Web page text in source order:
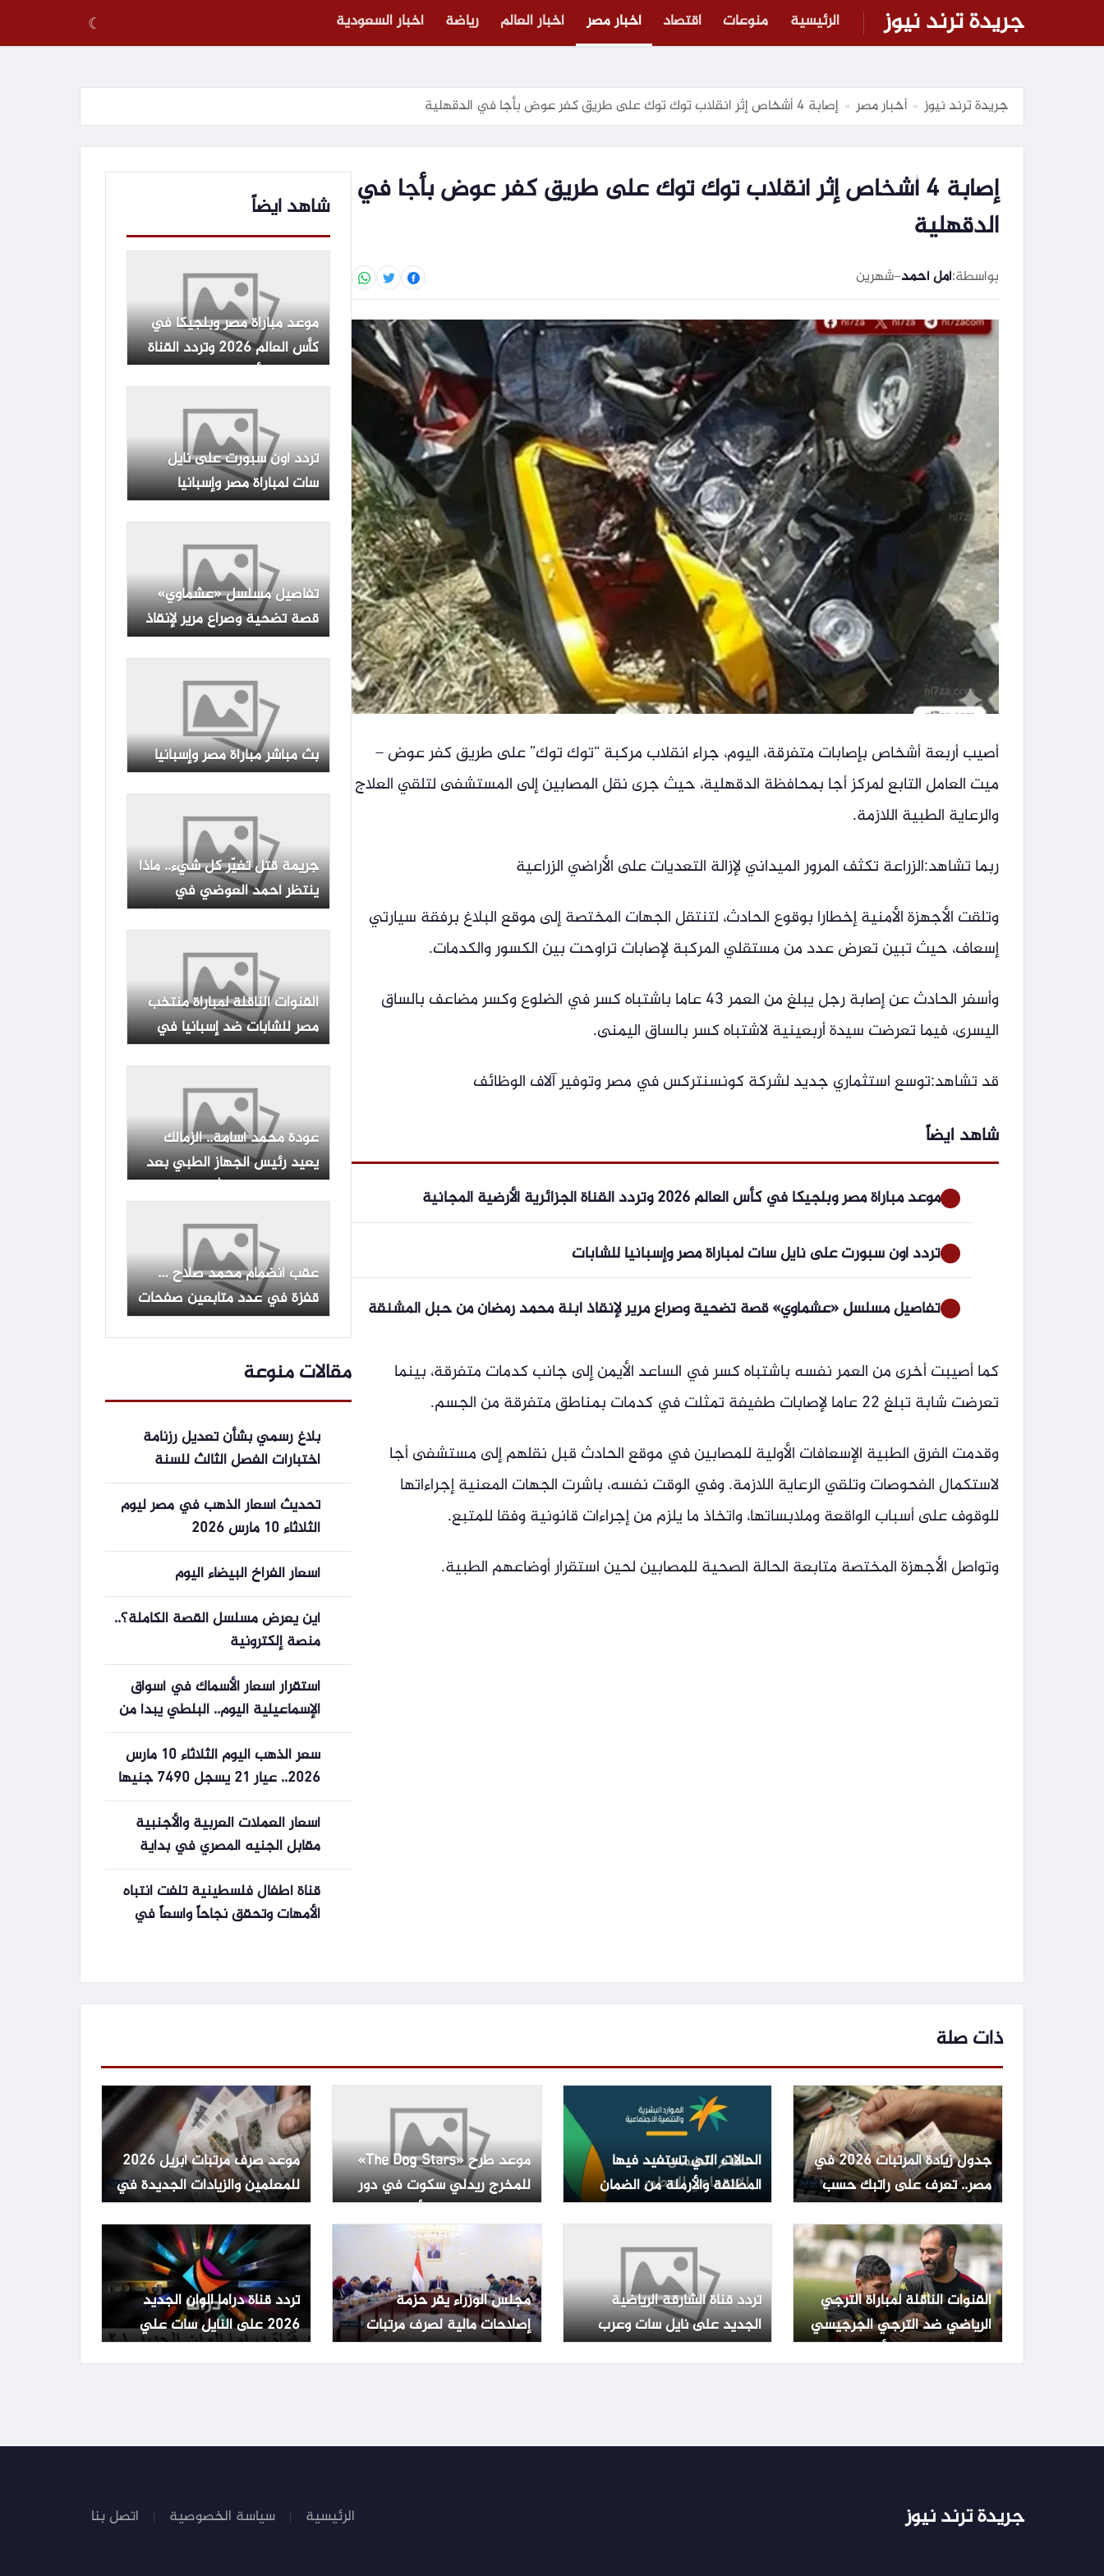
جريدة ترند نيوز الرئيسية منوعات اقتصاد أخبار مصر أخبار العالم رياضة أخبار السعودية ☾
جريدة ترند نيوز » أخبار مصر » إصابة 4 أشخاص إثر انقلاب توك توك على طريق كفر عوض بأجا في الدقهلية
إصابة 4 أشخاص إثر انقلاب توك توك على طريق كفر عوض بأجا في
الدقهلية
بواسطة:أمل أحمد–شهرين
أصيب أربعة أشخاص بإصابات متفرقة، اليوم، جراء انقلاب مركبة “توك توك” على طريق كفر عوض –
ميت العامل التابع لمركز أجا بمحافظة الدقهلية، حيث جرى نقل المصابين إلى المستشفى لتلقي العلاج
والرعاية الطبية اللازمة.
ربما تشاهد:الزراعة تكثف المرور الميداني لإزالة التعديات على الأراضي الزراعية
وتلقت الأجهزة الأمنية إخطارا بوقوع الحادث، لتنتقل الجهات المختصة إلى موقع البلاغ برفقة سيارتي
إسعاف، حيث تبين تعرض عدد من مستقلي المركبة لإصابات تراوحت بين الكسور والكدمات.
وأسفر الحادث عن إصابة رجل يبلغ من العمر 43 عاما باشتباه كسر في الضلوع وكسر مضاعف بالساق
اليسرى، فيما تعرضت سيدة أربعينية لاشتباه كسر بالساق اليمنى.
قد تشاهد:توسع استثماري جديد لشركة كونسنتركس في مصر وتوفير آلاف الوظائف
شاهد ايضاً
موعد مباراة مصر وبلجيكا في كأس العالم 2026 وتردد القناة الجزائرية الأرضية المجانية
تردد أون سبورت على نايل سات لمباراة مصر وإسبانيا للشابات
تفاصيل مسلسل «عشماوي» قصة تضحية وصراع مرير لإنقاذ ابنة محمد رمضان من حبل المشنقة
كما أصيبت أخرى من العمر نفسه باشتباه كسر في الساعد الأيمن إلى جانب كدمات متفرقة، بينما
تعرضت شابة تبلغ 22 عاما لإصابات طفيفة تمثلت في كدمات بمناطق متفرقة من الجسم.
وقدمت الفرق الطبية الإسعافات الأولية للمصابين في موقع الحادث قبل نقلهم إلى مستشفى أجا
لاستكمال الفحوصات وتلقي الرعاية اللازمة. وفي الوقت نفسه، باشرت الجهات المعنية إجراءاتها
للوقوف على أسباب الواقعة وملابساتها، واتخاذ ما يلزم من إجراءات قانونية وفقا للمتبع.
وتواصل الأجهزة المختصة متابعة الحالة الصحية للمصابين لحين استقرار أوضاعهم الطبية.
شاهد ايضاً
موعد مباراة مصر وبلجيكا في
كأس العالم 2026 وتردد القناة
الجزائرية الأرضية المجانية
تردد أون سبورت على نايل
سات لمباراة مصر وإسبانيا
للشابات
تفاصيل مسلسل «عشماوي»
قصة تضحية وصراع مرير لإنقاذ
ابنة محمد رمضان من حبل
بث مباشر مباراة مصر وإسبانيا
جريمة قتل تغيّر كل شيء.. ماذا
ينتظر أحمد العوضي في
“سلطان الديب” برمضان ٢٠٢٧؟
القنوات الناقلة لمباراة منتخب
مصر للشابات ضد إسبانيا في
بطولة العالم
عودة محمد أسامة.. الزمالك
يعيد رئيس الجهاز الطبي بعد
اجتماع مع عبد الله جورج
عقب انضمام محمد صلاح …
قفزة في عدد متابعين صفحات
طرابزون بمواقع التواصل
مقالات منوعة
بلاغ رسمي بشأن تعديل رزنامة
اختبارات الفصل الثالث للسنة
الدراسية 2025-2026
تحديث أسعار الذهب في مصر ليوم
الثلاثاء 10 مارس 2026
أسعار الفراخ البيضاء اليوم
أين يعرض مسلسل القصة الكاملة؟..
منصة إلكترونية
استقرار أسعار الأسماك في أسواق
الإسماعيلية اليوم.. البلطي يبدأ من
60 جنيها
سعر الذهب اليوم الثلاثاء 10 مارس
2026.. عيار 21 يسجل 7490 جنيها
بدون مصنعية
أسعار العملات العربية والأجنبية
مقابل الجنيه المصري في بداية
إجازة عيد الأضحى 2026
قناة أطفال فلسطينية تلفت انتباه
الأمهات وتحقق نجاحاً واسعاً في
ذات صلة
جدول زيادة المرتبات 2026 في
مصر.. تعرف على راتبك حسب
الدرجة الوظيفية
الحالات التي تستفيد فيها
المطلقة والأرملة من الضمان
الاجتماعي المطور 1448
موعد طرح «The Dog Stars»
للمخرج ريدلي سكوت في دور
العرض المصرية – الأسبوع
موعد صرف مرتبات أبريل 2026
للمعلمين والزيادات الجديدة في
مصر
القنوات الناقلة لمباراة الترجي
الرياضي ضد الترجي الجرجيسي
اليوم في نهائي كأس تونس مع
تردد قناة الشارقة الرياضية
الجديد على نايل سات وعرب
سات
مجلس الوزراء يقر حزمة
إصلاحات مالية لصرف مرتبات
موظفي الدولة
تردد قناة دراما الوان الجديد
2026 على النايل سات علي
النايل سات والعرب سات
جريدة ترند نيوز الرئيسية سياسة الخصوصية اتصل بنا